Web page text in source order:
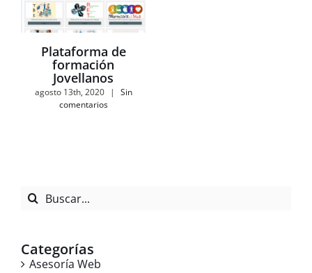
Plataforma de
formación
Jovellanos
agosto 13th, 2020 |
Sin
comentarios
Buscar:
Categorías
Asesoría Web